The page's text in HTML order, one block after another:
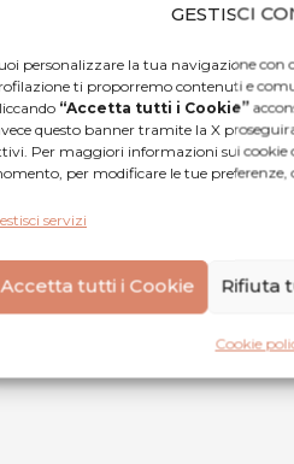
GESTISCI
personalizzare la tua navigazione con
ti proporremo contenuti e
“Accetta tutti i Cookie”
questo banner tramite la X
Per maggiori informazioni sui cookie
per modificare le tue preferenze,
servizi
Accetta tutti i Cookie Rifiuta
Cookie
davvero.... grazie mille